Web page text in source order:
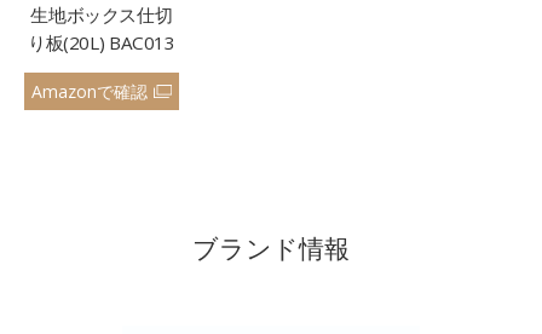
生地ボックス仕切
り板(20L) BAC013
Amazonで確認
ブランド情報